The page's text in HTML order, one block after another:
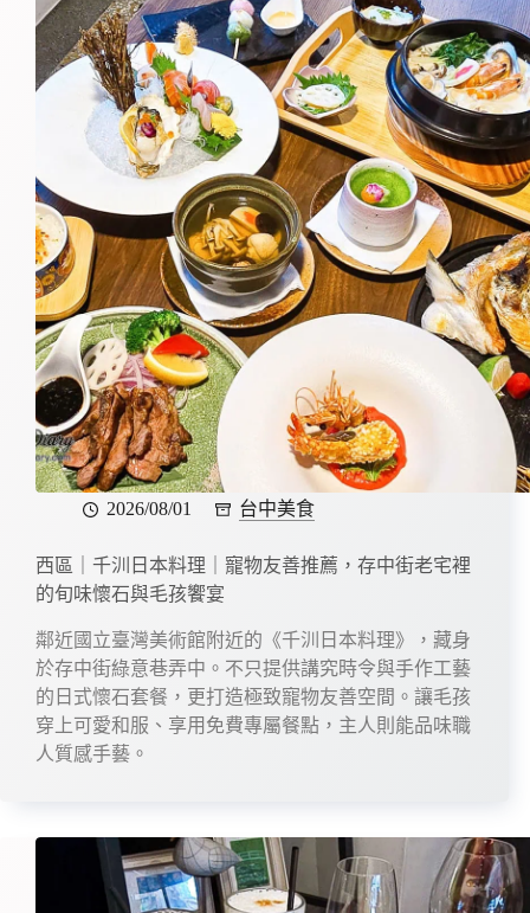
2026/08/01 台中美食
西區｜千汌日本料理｜寵物友善推薦，存中街老宅裡
的旬味懷石與毛孩饗宴
鄰近國立臺灣美術館附近的《千汌日本料理》，藏身
於存中街綠意巷弄中。不只提供講究時令與手作工藝
的日式懷石套餐，更打造極致寵物友善空間。讓毛孩
穿上可愛和服、享用免費專屬餐點，主人則能品味職
人質感手藝。